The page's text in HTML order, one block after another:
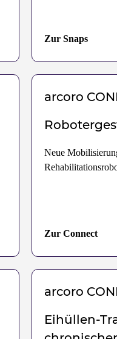
Zur Snaps
arcoro
Neue
Zur Connect
arcoro
Eihüllen-